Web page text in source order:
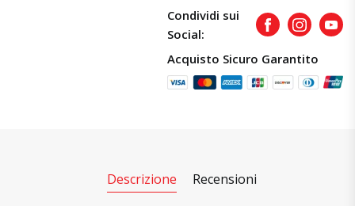
Condividi sui
Social:
FacebookInstagram
Acquisto Sicuro Garantito
Descrizione Recensioni